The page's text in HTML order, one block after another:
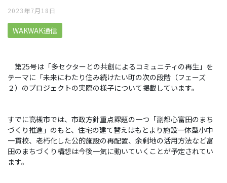
2023年7月18日
WAKWAK通信
第25号は「多セクターとの共創によるコミュニティの再生」を
テーマに「未来にわたり住み続けたい町の次の段階（フェーズ
２）のプロジェクトの実際の様子について掲載しています。
すでに高槻市では、市政方針重点課題の一つ「副都心富田のまち
づくり推進」のもと、住宅の建て替えはもとより施設一体型小中
一貫校、老朽化した公的施設の再配置、余剰地の活用方法など富
田のまちづくり構想は今後一気に動いていくことが予定されてい
ます。